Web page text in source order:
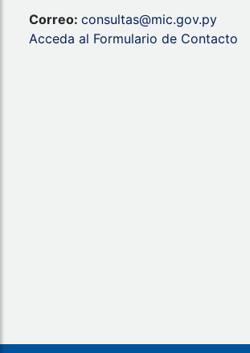
Correo: consultas@mic.gov.py
Acceda al Formulario de Contacto